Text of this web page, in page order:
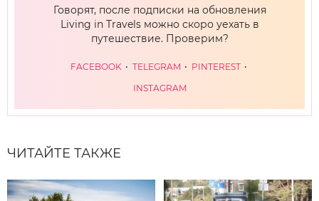
Говорят, после подписки на обновления
Living in Travels можно скоро уехать в
путешествие. Проверим?
FACEBOOK TELEGRAM
PINTEREST
INSTAGRAM
ЧИТАЙТЕ ТАКЖЕ